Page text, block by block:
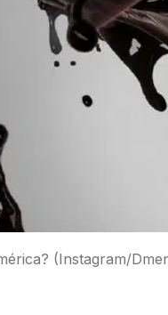
(Instagram/